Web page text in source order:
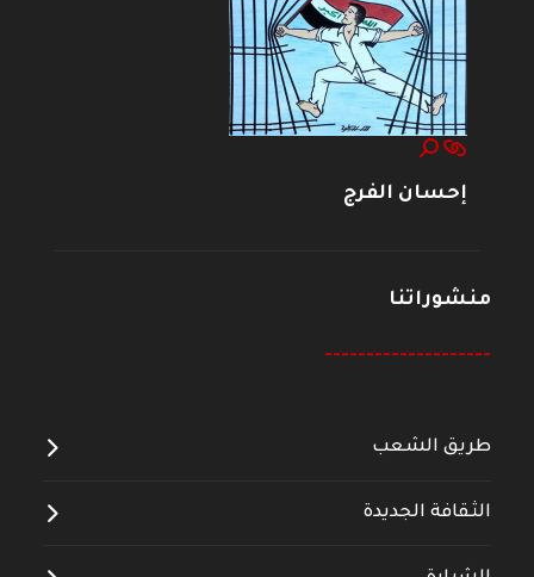
إحسان الفرج
منشوراتنا
--------------------
طريق الشعب
الثقافة الجديدة